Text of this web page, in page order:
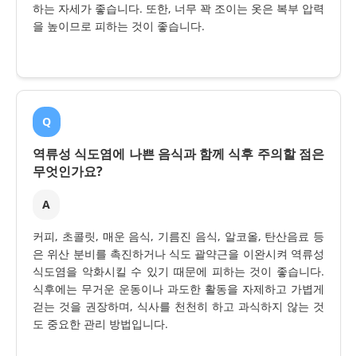
하는 자세가 좋습니다. 또한, 너무 꽉 조이는 옷은 복부 압력
을 높이므로 피하는 것이 좋습니다.
Q
역류성 식도염에 나쁜 음식과 함께 식후 주의할 점은
무엇인가요?
A
커피, 초콜릿, 매운 음식, 기름진 음식, 알코올, 탄산음료 등
은 위산 분비를 촉진하거나 식도 괄약근을 이완시켜 역류성
식도염을 악화시킬 수 있기 때문에 피하는 것이 좋습니다.
식후에는 무거운 운동이나 과도한 활동을 자제하고 가볍게
걷는 것을 권장하며, 식사를 천천히 하고 과식하지 않는 것
도 중요한 관리 방법입니다.